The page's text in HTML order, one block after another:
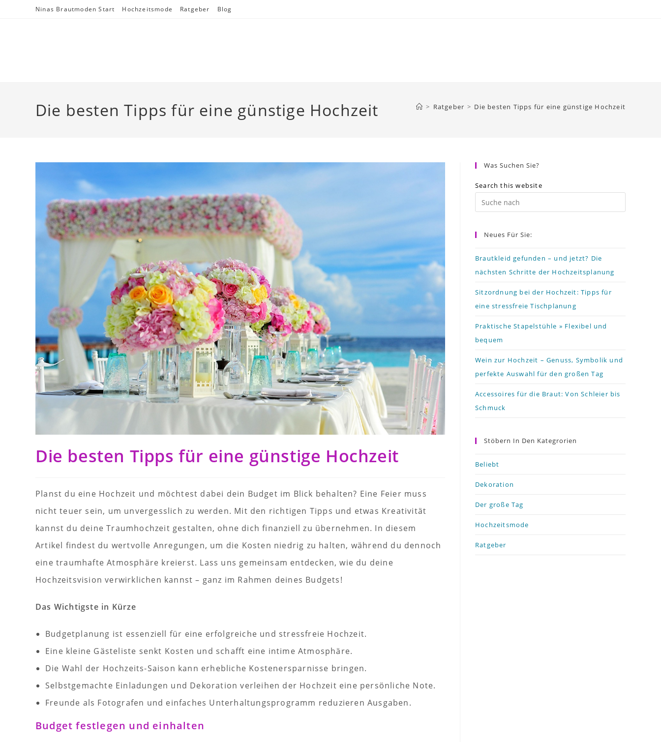
Ninas Brautmoden Start Hochzeitsmode Ratgeber Blog
Die besten Tipps für eine günstige Hochzeit > Ratgeber > Die besten Tipps für eine günstige Hochzeit
Die besten Tipps für eine günstige Hochzeit
Planst du eine Hochzeit und möchtest dabei dein Budget im Blick behalten? Eine Feier muss
nicht teuer sein, um unvergesslich zu werden. Mit den richtigen Tipps und etwas Kreativität
kannst du deine Traumhochzeit gestalten, ohne dich finanziell zu übernehmen. In diesem
Artikel findest du wertvolle Anregungen, um die Kosten niedrig zu halten, während du dennoch
eine traumhafte Atmosphäre kreierst. Lass uns gemeinsam entdecken, wie du deine
Hochzeitsvision verwirklichen kannst – ganz im Rahmen deines Budgets!
Das Wichtigste in Kürze
Budgetplanung ist essenziell für eine erfolgreiche und stressfreie Hochzeit.
Eine kleine Gästeliste senkt Kosten und schafft eine intime Atmosphäre.
Die Wahl der Hochzeits-Saison kann erhebliche Kostenersparnisse bringen.
Selbstgemachte Einladungen und Dekoration verleihen der Hochzeit eine persönliche Note.
Freunde als Fotografen und einfaches Unterhaltungsprogramm reduzieren Ausgaben.
Budget festlegen und einhalten
Was Suchen Sie?
Search this website
Escape
Neues Für Sie:
Brautkleid gefunden – und jetzt? Die
nächsten Schritte der Hochzeitsplanung
Sitzordnung bei der Hochzeit: Tipps für
eine stressfreie Tischplanung
Praktische Stapelstühle » Flexibel und
bequem
Wein zur Hochzeit – Genuss, Symbolik und
perfekte Auswahl für den großen Tag
Accessoires für die Braut: Von Schleier bis
Schmuck
Stöbern In Den Kategrorien
Beliebt
Dekoration
Der große Tag
Hochzeitsmode
Ratgeber